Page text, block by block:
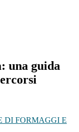
DI FORMAGGI E
una guida